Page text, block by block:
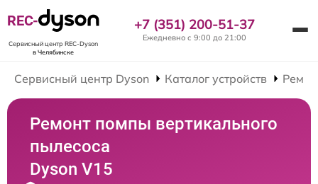
REC-
Сервисный центр REC-Dyson
в Челябинске
+7 (351) 200-51-37
Ежедневно с 9:00 до 21:00
Сервисный центр Dyson Каталог устройств
Ремонт помпы вертикального
пылесоса
Dyson V15